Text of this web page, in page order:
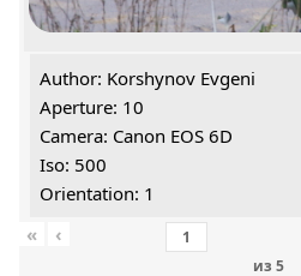
Author: Korshynov Evgeni
Aperture: 10
Camera: Canon EOS 6D
Iso: 500
Orientation: 1
«
‹
из 5